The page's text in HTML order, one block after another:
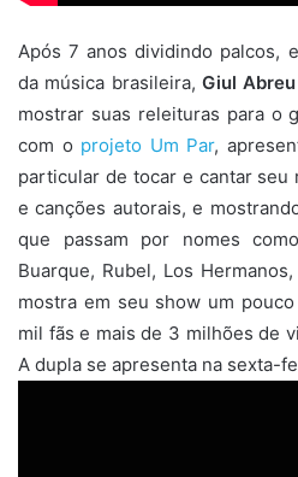
Após 7 anos dividindo palcos,
da música brasileira, Giul
mostrar suas releituras para o
com o projeto Um Par,
particular de tocar e cantar
e canções autorais, e
que passam por nomes
Buarque, Rubel, Los
mostra em seu show um
mil fãs e mais de 3 milhões de
A dupla se apresenta na sexta-